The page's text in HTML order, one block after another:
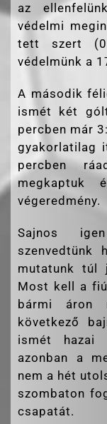
az
védelmi
tett szert
védelmünk a
A második
ismét két
percben már
gyakorlatilag
percben
megkaptuk
végeredmény.
Sajnos
szenvedtünk
mutatunk túl
Most kell a
bármi áron
következő
ismét hazai
azonban a
nem a hét
szombaton
csapatát.